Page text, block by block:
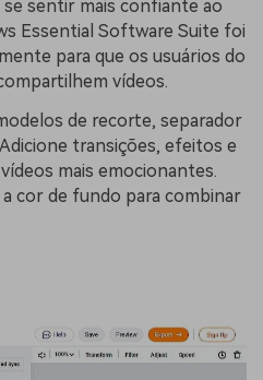
sentir mais confiante ao
Essential Software Suite foi
para que os usuários do
vídeos.
de recorte, separador
transições, efeitos e
mais emocionantes.
cor de fundo para combinar